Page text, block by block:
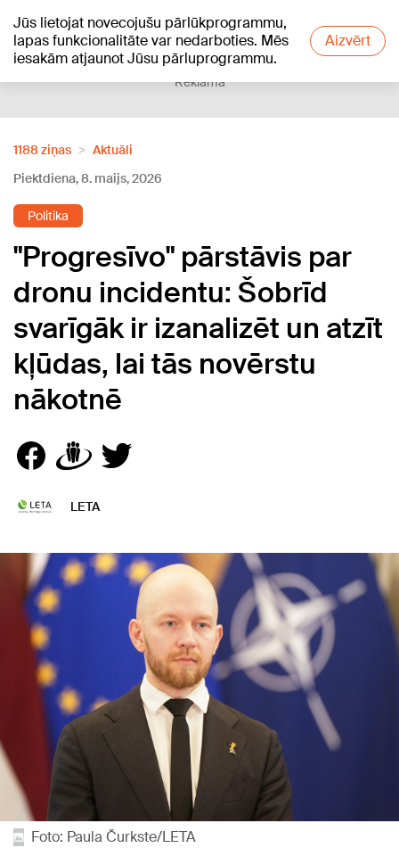
Jūs lietojat novecojušu pārlūkprogrammu,
lapas funkcionalitāte var nedarboties. Mēs
iesakām atjaunot Jūsu pārluprogrammu.
Aizvērt
+20°C
Reklāma
1188 ziņas
Aktuāli
Piektdiena, 8. maijs, 2026
Politika
"Progresīvo" pārstāvis par
dronu incidentu: Šobrīd
svarīgāk ir izanalizēt un atzīt
kļūdas, lai tās novērstu
nākotnē
LETA
Foto: Paula Čurkste/LETA